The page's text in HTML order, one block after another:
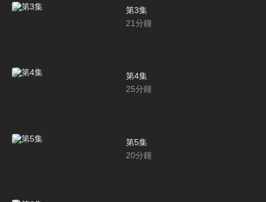
第3集
21分鐘
第4集
25分鐘
第5集
20分鐘